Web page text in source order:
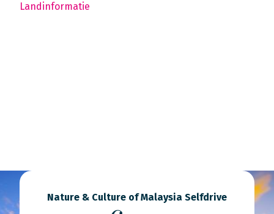
Landinformatie
Nature & Culture of Malaysia Selfdrive